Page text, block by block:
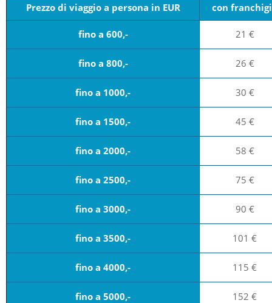
Prezzo di viaggio a persona in EUR con
fino a 600,- 21 €
fino a 800,- 26 €
fino a 1000,- 30 €
fino a 1500,- 45 €
fino a 2000,- 58 €
fino a 2500,- 75 €
fino a 3000,- 90 €
fino a 3500,- 101 €
fino a 4000,- 115 €
fino a 5000,- 152 €